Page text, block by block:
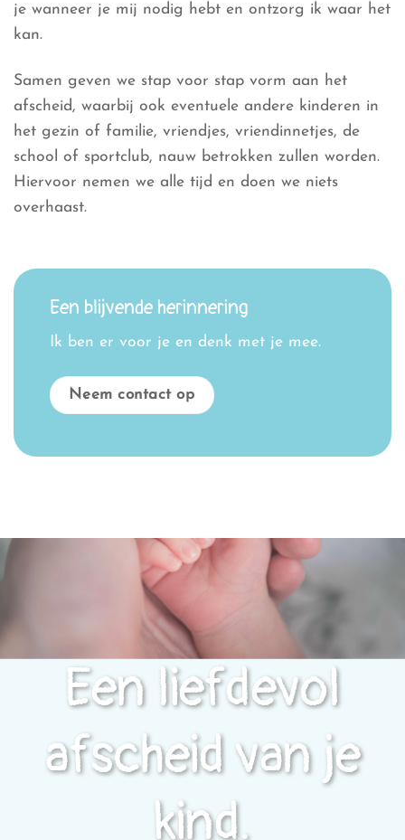
je wanneer je mij nodig hebt en ontzorg ik waar het
kan.
Samen geven we stap voor stap vorm aan het
afscheid, waarbij ook eventuele andere kinderen in
het gezin of familie, vriendjes, vriendinnetjes, de
school of sportclub, nauw betrokken zullen worden.
Hiervoor nemen we alle tijd en doen we niets
overhaast.
Een blijvende herinnering
Ik ben er voor je en denk met je mee.
Neem contact op
Een liefdevol
afscheid van je
kind.